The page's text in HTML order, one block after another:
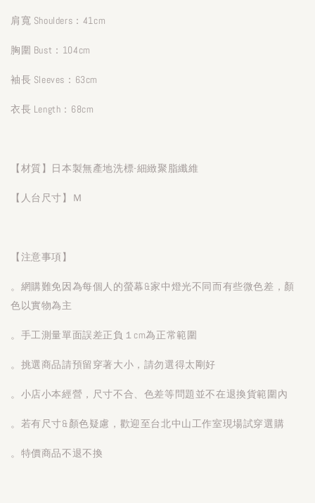
肩寬 Shoulders：41cm
胸圍 Bust：104cm
袖長 Sleeves：63cm
衣長 Length：68cm
【材質】日本製無產地洗標-細緻聚脂纖維
【人台尺寸】Ｍ
【注意事項】
。網購難免因為每個人的螢幕&家中燈光不同而有些微色差，顏
色以實物為主
。手工測量單面誤差正負１cm為正常範圍
。挑選商品請預留穿著大小，請勿選得太剛好
。小店小本經營，尺寸不合、色差等問題並不在退換貨範圍內
。若有尺寸&顏色疑慮，歡迎至台北中山工作室現場試穿選購
。特價商品不退不換